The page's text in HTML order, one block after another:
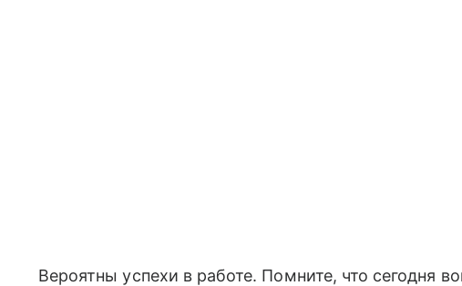
Вероятны успехи в работе. Помните, что сегодня